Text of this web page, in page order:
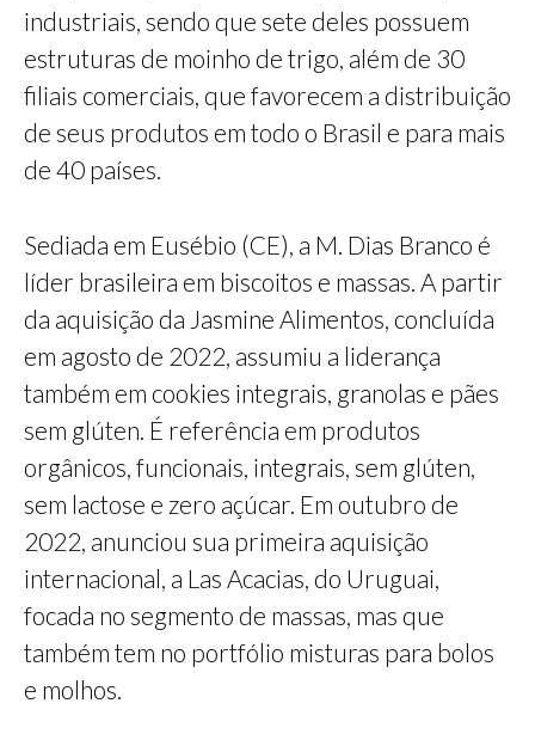
industriais, sendo que sete deles possuem
estruturas de moinho de trigo, além de 30
filiais comerciais, que favorecem a distribuição
de seus produtos em todo o Brasil e para mais
de 40 países.
Sediada em Eusébio (CE), a M. Dias Branco é
líder brasileira em biscoitos e massas. A partir
da aquisição da Jasmine Alimentos, concluída
em agosto de 2022, assumiu a liderança
também em cookies integrais, granolas e pães
sem glúten. É referência em produtos
orgânicos, funcionais, integrais, sem glúten,
sem lactose e zero açúcar. Em outubro de
2022, anunciou sua primeira aquisição
internacional, a Las Acacias, do Uruguai,
focada no segmento de massas, mas que
também tem no portfólio misturas para bolos
e molhos.